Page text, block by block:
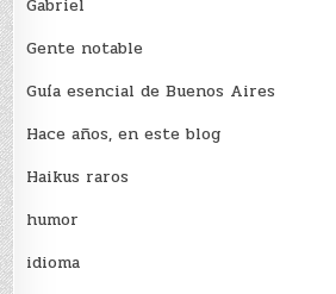
Gabriel
Gente notable
Guía esencial de Buenos Aires
Hace años, en este blog
Haikus raros
humor
idioma